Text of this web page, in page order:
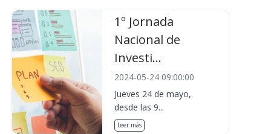
1º Jornada
Nacional de
Investi...
2024-05-24 09:00:00
Jueves 24 de mayo,
desde las 9...
Leer más